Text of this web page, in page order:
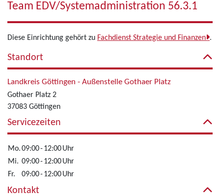
Team EDV/Systemadministration 56.3.1
Diese Einrichtung gehört zu Fachdienst Strategie und Finanzen .
Standort
Landkreis Göttingen - Außenstelle Gothaer Platz
Gothaer Platz 2
37083 Göttingen
Servicezeiten
Mo.09:00-12:00Uhr
Mi. 09:00-12:00Uhr
Fr.
09:00-12:00Uhr
Kontakt